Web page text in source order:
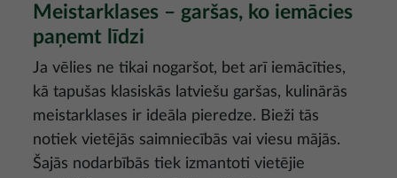
Meistarklases – garšas, ko iemācies
paņemt līdzi
Ja vēlies ne tikai nogaršot, bet arī iemācīties,
kā tapušas klasiskās latviešu garšas, kulinārās
meistarklases ir ideāla pieredze. Bieži tās
notiek vietējās saimniecībās vai viesu mājās.
Šajās nodarbībās tiek izmantoti vietējie